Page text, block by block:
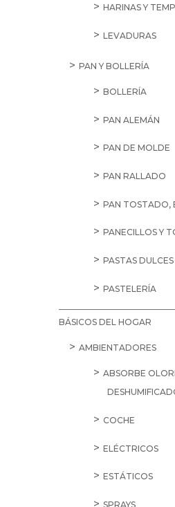
HARINAS Y
LEVADURAS
PAN Y BOLLERÍA
BOLLERÍA
PAN ALEMÁN
PAN DE MOLDE
PAN RALLADO
PAN TOSTADO,
PANECILLOS Y
PASTAS DULCES
PASTELERÍA
BÁSICOS DEL HOGAR
AMBIENTADORES
ABSORBE
COCHE
ELÉCTRICOS
ESTÁTICOS
SPRAYS